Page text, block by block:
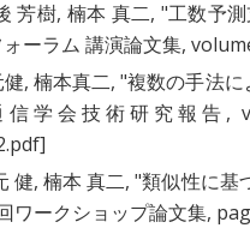
芳樹, 楠本 真二, "工数予
ーラム 講演論文集,
, 楠本真二, "複数の手法
学会技術研究報告,
健, 楠本 真二, "類似性に基
ワークショップ論文集,